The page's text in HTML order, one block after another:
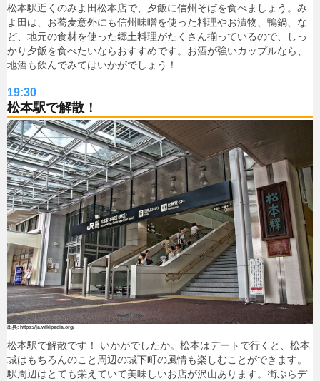
松本駅近くのみよ田松本店で、夕飯に信州そばを食べましょう。み
よ田は、お蕎麦意外にも信州味噌を使った料理やお漬物、鴨鍋、な
ど、地元の食材を使った郷土料理がたくさん揃っているので、しっ
かり夕飯を食べたいならおすすめです。お酒が強いカップルなら、
地酒も飲んでみてはいかがでしょう！
19:30
松本駅で解散！
https://ja.wikipedia.org/
松本駅で解散です！ いかがでしたか。松本はデートで行くと、松本
城はもちろんのこと周辺の城下町の風情も楽しむことができます。
駅周辺はとても栄えていて美味しいお店が沢山あります。街ぶらデ